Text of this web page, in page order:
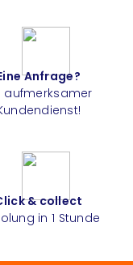
Anfrage?
aufmerksamer
& collect
in 1 Stunde